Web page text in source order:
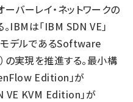
バーレイ・ネットワークの
IBMは「IBM SDN VE」
モデルであるSoftware
実現を推進する。最小構
Edition」が
VE KVM Edition」が